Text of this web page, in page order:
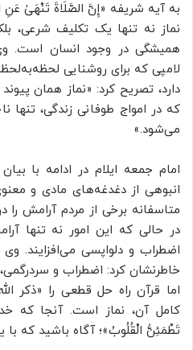
به آیه شریفه «إِنَّ الصَّلَاةَ تَنْهَىٰ عَنِ
نماز نه تنها یک تکلیف شرعی،
همیشگی در وجود انسان است.
لامپی که برای روشنایی
دارد، تصریح کرد: «نماز همان
که در امواج طوفانی زندگی،
می‌شود.»
امام جمعه ایلام در ادامه با
انبوهی از دغدغه‌های مادی و
متاسفانه برخی از مردم آرامش را
در حالی که این امور نه تنها
اضطراب و دلواپسی می‌افزایند.
خاطرنشان کرد: اضطراب و
اما قرآن راه حل قطعی را «ذکر
کامل آن، نماز است. آنجا که
تَطْمَئِنُّ الْقُلُوبُ»؛ آگاه باشید که با